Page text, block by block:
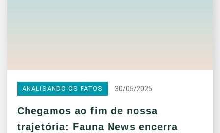
ANALISANDO OS FATOS 30/05/2025
Chegamos ao fim de nossa
trajetória: Fauna News encerra